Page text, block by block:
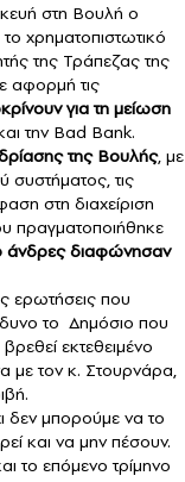
στη Βουλή ο
χρηματοπιστωτικό
της Τράπεζας της
αφορμή τις
για τη μείωση
την Bad Bank.
της Βουλής, με
συστήματος, τις
στη διαχείριση
πραγματοποιήθηκε
άνδρες διαφώνησαν
ερωτήσεις που
το Δημόσιο που
εκτεθειμένο
με τον κ. Στουρνάρα,
δεν μπορούμε να το
και να μην πέσουν.
το επόμενο τρίμηνο